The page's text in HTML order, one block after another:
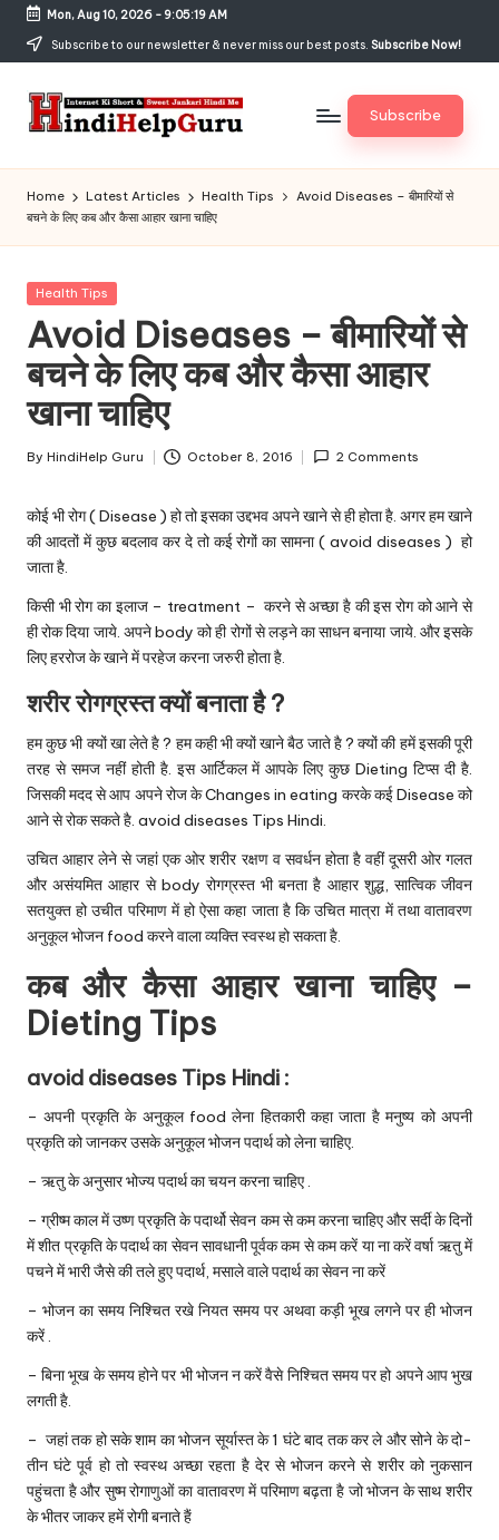
Skip
content
Mon, Aug 10, 2026- 9:05:19 AM
Subscribe to our newsletter & never miss our best posts. Subscribe Now!
H
in
di
H
el
p
G
u
r
u.
c
o
m
Short
Jankari
Hindi
me
Subscribe
Home Latest Articles Health Tips
Avoid Diseases – बीमारियों से
बचने के लिए कब और कैसा आहार खाना चाहिए
Posted
Health Tips
Avoid Diseases – बीमारियों से
बचने के लिए कब और कैसा आहार
खाना चाहिए
Posted
By HindiHelp Guru October 8, 2016 2 Comments
कोई भी रोग ( Disease ) हो तो इसका उद्दभव अपने खाने से ही होता है. अगर हम खाने
की आदतों में कुछ बदलाव कर दे तो कई रोगों का सामना ( avoid diseases ) हो
जाता है.
किसी भी रोग का इलाज – treatment – करने से अच्छा है की इस रोग को आने से
ही रोक दिया जाये. अपने body को ही रोगों से लड़ने का साधन बनाया जाये. और इसके
लिए हररोज के खाने में परहेज करना जरुरी होता है.
शरीर रोगग्रस्त क्यों बनाता है ?
हम कुछ भी क्यों खा लेते है ? हम कही भी क्यों खाने बैठ जाते है ? क्यों की हमें इसकी पूरी
तरह से समज नहीं होती है. इस आर्टिकल में आपके लिए कुछ Dieting टिप्स दी है.
जिसकी मदद से आप अपने रोज के Changes in eating करके कई Disease को
आने से रोक सकते है. avoid diseases Tips Hindi.
उचित आहार लेने से जहां एक ओर शरीर रक्षण व सवर्धन होता है वहीं दूसरी ओर गलत
और असंयमित आहार से body रोगग्रस्त भी बनता है आहार शुद्ध, सात्विक जीवन
सतयुक्त हो उचीत परिमाण में हो ऐसा कहा जाता है कि उचित मात्रा में तथा वातावरण
अनुकूल भोजन food करने वाला व्यक्ति स्वस्थ हो सकता है.
कब और कैसा आहार खाना चाहिए –
Dieting Tips
avoid diseases Tips Hindi :
– अपनी प्रकृति के अनुकूल food लेना हितकारी कहा जाता है मनुष्य को अपनी
प्रकृति को जानकर उसके अनुकूल भोजन पदार्थ को लेना चाहिए.
– ऋतु के अनुसार भोज्य पदार्थ का चयन करना चाहिए .
– ग्रीष्म काल में उष्ण प्रकृति के पदार्थो सेवन कम से कम करना चाहिए और सर्दी के दिनों
में शीत प्रकृति के पदार्थ का सेवन सावधानी पूर्वक कम से कम करें या ना करें वर्षा ऋतु में
पचने में भारी जैसे की तले हुए पदार्थ, मसाले वाले पदार्थ का सेवन ना करें
– भोजन का समय निश्चित रखे नियत समय पर अथवा कड़ी भूख लगने पर ही भोजन
करें .
– बिना भूख के समय होने पर भी भोजन न करें वैसे निश्चित समय पर हो अपने आप भुख
लगती है.
– जहां तक हो सके शाम का भोजन सूर्यास्त के 1 घंटे बाद तक कर ले और सोने के दो-
तीन घंटे पूर्व हो तो स्वस्थ अच्छा रहता है देर से भोजन करने से शरीर को नुकसान
पहुंचता है और सुष्म रोगाणुओं का वातावरण में परिमाण बढ़ता है जो भोजन के साथ शरीर
के भीतर जाकर हमें रोगी बनाते हैं